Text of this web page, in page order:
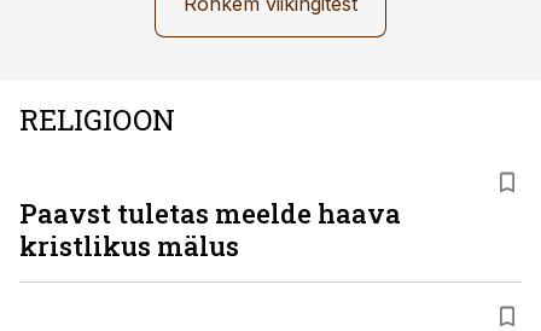
RELIGIOON
Paavst tuletas meelde haava
kristlikus mälus